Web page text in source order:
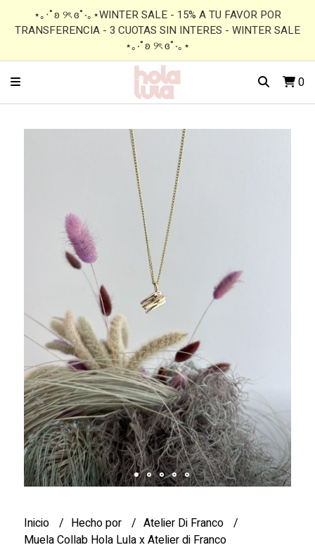
⋆｡‧˚ʚ ୨ৎ ɞ˚‧｡⋆WINTER SALE - 15% A TU FAVOR POR
TRANSFERENCIA - 3 CUOTAS SIN INTERES - WINTER SALE
⋆｡‧˚ʚ ୨ৎ ɞ˚‧｡⋆
0
Inicio Hecho por
Atelier Di Franco
Muela Collab Hola Lula x Atelier di Franco